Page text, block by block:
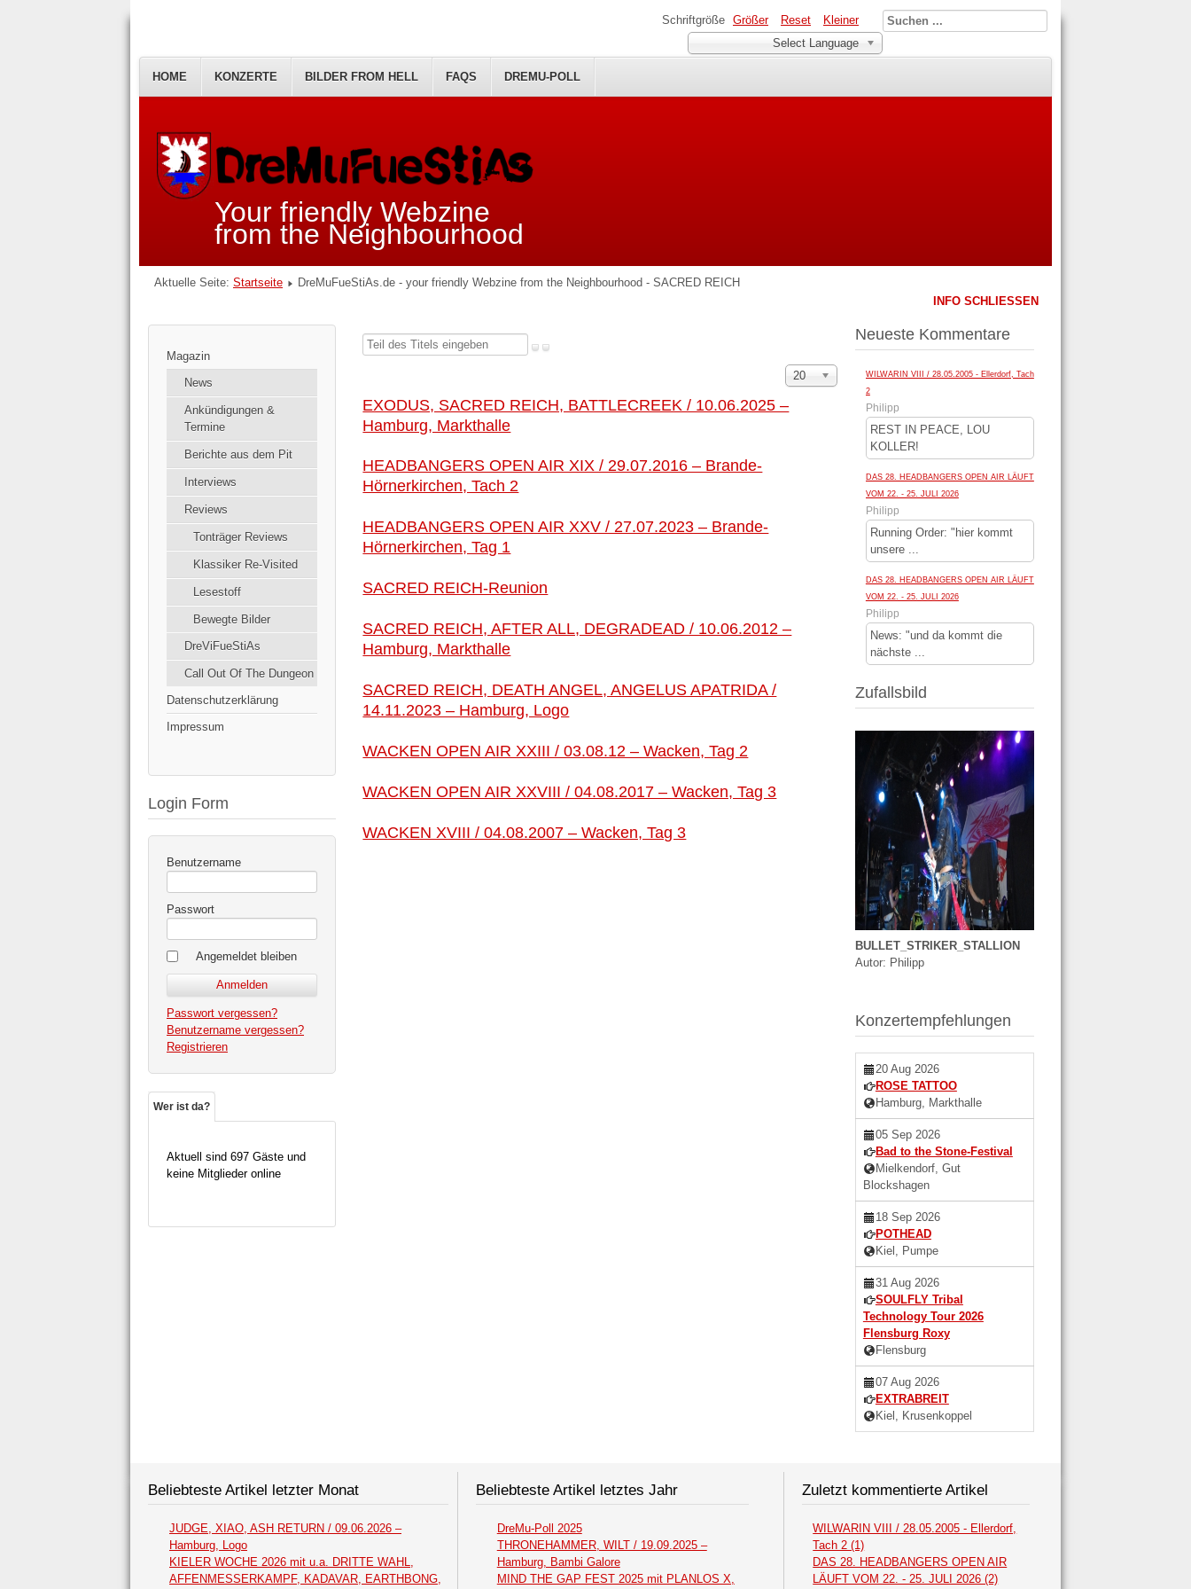
Your friendly Webzine
from the Neighbourhood
HOME KONZERTE BILDER FROM HELL FAQS DREMU-POLL
Schriftgröße Größer Reset
Kleiner
Select Language
Aktuelle Seite: Startseite DreMuFueStiAs.de - your friendly Webzine from the Neighbourhood - SACRED REICH
Magazin
News
Ankündigungen &
Termine
Berichte aus dem Pit
Interviews
Reviews
Tonträger Reviews
Klassiker Re-Visited
Lesestoff
Bewegte Bilder
DreViFueStiAs
Call Out Of The Dungeon
Datenschutzerklärung
Impressum
Login Form
Benutzername
Passwort
Angemeldet bleiben
Passwort vergessen?
Benutzername vergessen?
Registrieren
Wer ist da?
Aktuell sind 697 Gäste und
keine Mitglieder online
Teil
eingeben
Anzeige
20
EXODUS, SACRED REICH, BATTLECREEK / 10.06.2025 –
Hamburg, Markthalle
HEADBANGERS OPEN AIR XIX / 29.07.2016 – Brande-
Hörnerkirchen, Tach 2
HEADBANGERS OPEN AIR XXV / 27.07.2023 – Brande-
Hörnerkirchen, Tag 1
SACRED REICH-Reunion
SACRED REICH, AFTER ALL, DEGRADEAD / 10.06.2012 –
Hamburg, Markthalle
SACRED REICH, DEATH ANGEL, ANGELUS APATRIDA /
14.11.2023 – Hamburg, Logo
WACKEN OPEN AIR XXIII / 03.08.12 – Wacken, Tag 2
WACKEN OPEN AIR XXVIII / 04.08.2017 – Wacken, Tag 3
WACKEN XVIII / 04.08.2007 – Wacken, Tag 3
INFO SCHLIESSEN
Neueste Kommentare
WILWARIN VIII / 28.05.2005 - Ellerdorf, Tach
2
Philipp
REST IN PEACE, LOU
KOLLER!
DAS 28. HEADBANGERS OPEN AIR LÄUFT
VOM 22. - 25. JULI 2026
Philipp
Running Order: "hier kommt
unsere ...
DAS 28. HEADBANGERS OPEN AIR LÄUFT
VOM 22. - 25. JULI 2026
Philipp
News: "und da kommt die
nächste ...
Zufallsbild
BULLET_STRIKER_STALLION
Autor: Philipp
Konzertempfehlungen
20 Aug 2026
ROSE TATTOO
Hamburg, Markthalle
05 Sep 2026
Bad to the Stone-Festival
Mielkendorf, Gut
Blockshagen
18 Sep 2026
POTHEAD
Kiel, Pumpe
31 Aug 2026
SOULFLY Tribal
Technology Tour 2026
Flensburg Roxy
Flensburg
07 Aug 2026
EXTRABREIT
Kiel, Krusenkoppel
Beliebteste Artikel letzter Monat
JUDGE, XIAO, ASH RETURN / 09.06.2026 –
Hamburg, Logo
KIELER WOCHE 2026 mit u.a. DRITTE WAHL,
AFFENMESSERKAMPF, KADAVAR, EARTHBONG,
Beliebteste Artikel letztes Jahr
DreMu-Poll 2025
THRONEHAMMER, WILT / 19.09.2025 –
Hamburg, Bambi Galore
MIND THE GAP FEST 2025 mit PLANLOS X,
Zuletzt kommentierte Artikel
WILWARIN VIII / 28.05.2005 - Ellerdorf,
Tach 2 (1)
DAS 28. HEADBANGERS OPEN AIR
LÄUFT VOM 22. - 25. JULI 2026 (2)